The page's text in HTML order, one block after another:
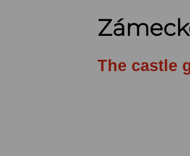
The castle